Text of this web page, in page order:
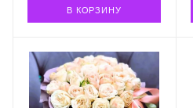
В КОРЗИНУ